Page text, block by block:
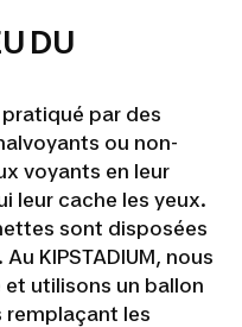
DU
par des
ou non-
voyants en leur
leur cache les yeux.
sont disposées
KIPSTADIUM, nous
utilisons un ballon
les